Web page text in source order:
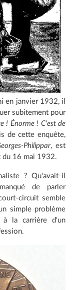
en janvier 1932, il
subitement pour
! Énorme ! C'est de
de cette enquête,
Philippar, est
du 16 mai 1932.
? Qu'avait-il
de parler
circuit semble
simple problème
la carrière d'un